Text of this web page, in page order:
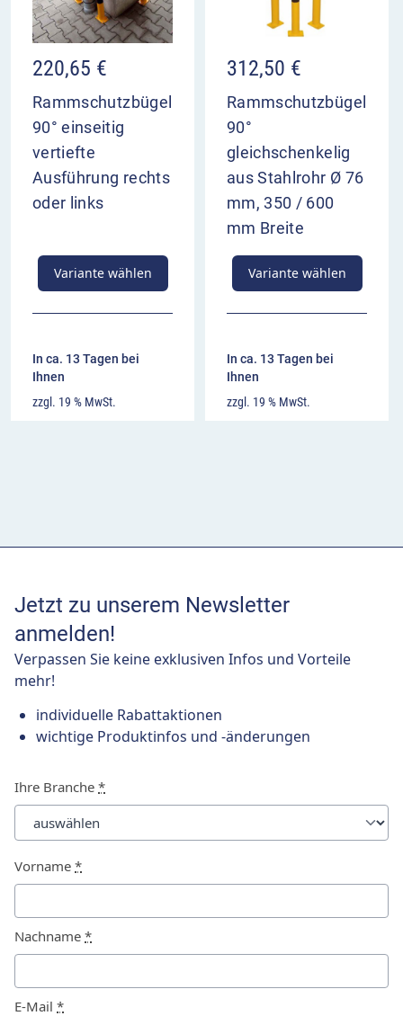
220,65 €
Rammschutzbügel
90° einseitig
vertiefte
Ausführung rechts
oder links
Variante wählen
In ca. 13 Tagen bei
Ihnen
zzgl. 19 % MwSt.
312,50 €
Rammschutzbügel
90°
gleichschenkelig
aus Stahlrohr Ø 76
mm, 350 / 600
mm Breite
Variante wählen
In ca. 13 Tagen bei
Ihnen
zzgl. 19 % MwSt.
Jetzt zu unserem Newsletter
anmelden!
Verpassen Sie keine exklusiven Infos und Vorteile
mehr!
individuelle Rabattaktionen
wichtige Produktinfos und -änderungen
Ihre Branche *
Vorname *
Nachname *
E-Mail *